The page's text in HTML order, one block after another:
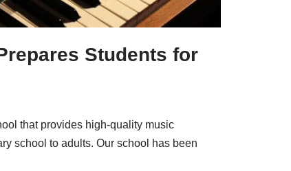
Students for
that provides high-quality music
school to adults. Our school has been